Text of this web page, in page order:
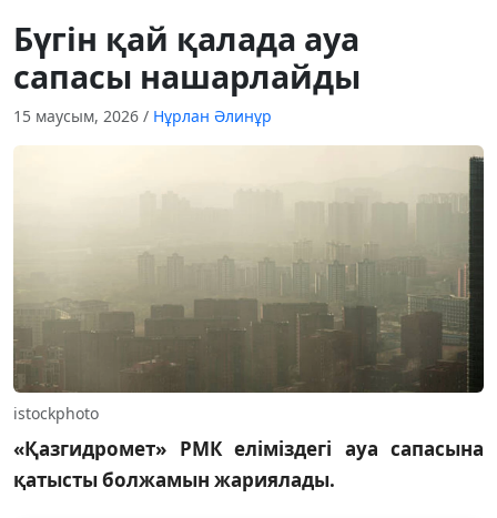
Бүгін қай қалада ауа
сапасы нашарлайды
15 маусым, 2026 / Нұрлан Әлинұр
istockphoto
«Қазгидромет» РМК еліміздегі ауа сапасына
қатысты болжамын жариялады.